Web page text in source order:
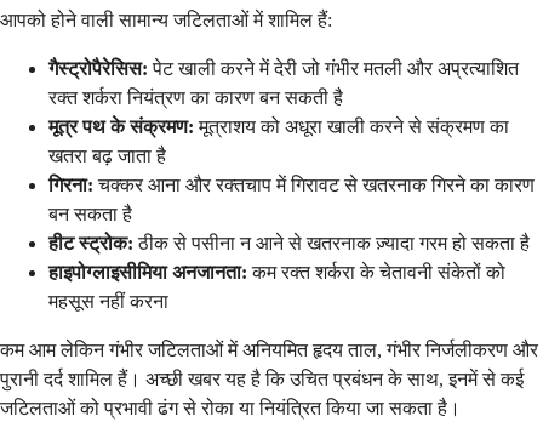
आपको होने वाली सामान्य जटिलताओं में शामिल हैं:
गैस्ट्रोपैरेसिस: पेट खाली करने में देरी जो गंभीर मतली और अप्रत्याशित
रक्त शर्करा नियंत्रण का कारण बन सकती है
मूत्र पथ के संक्रमण: मूत्राशय को अधूरा खाली करने से संक्रमण का
खतरा बढ़ जाता है
गिरना: चक्कर आना और रक्तचाप में गिरावट से खतरनाक गिरने का कारण
बन सकता है
हीट स्ट्रोक: ठीक से पसीना न आने से खतरनाक ज़्यादा गरम हो सकता है
हाइपोग्लाइसीमिया अनजानता: कम रक्त शर्करा के चेतावनी संकेतों को
महसूस नहीं करना
कम आम लेकिन गंभीर जटिलताओं में अनियमित हृदय ताल, गंभीर निर्जलीकरण और
पुरानी दर्द शामिल हैं। अच्छी खबर यह है कि उचित प्रबंधन के साथ, इनमें से कई
जटिलताओं को प्रभावी ढंग से रोका या नियंत्रित किया जा सकता है।